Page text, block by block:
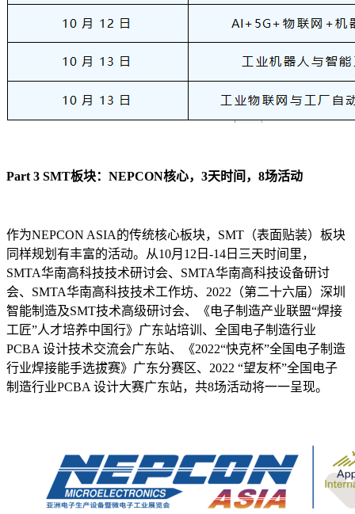
Part 3 SMT板块：NEPCON核心，3天时间，8场活动
作为NEPCON ASIA的传统核心板块，SMT（表面贴装）板块
同样规划有丰富的活动。从10月12日-14日三天时间里，
SMTA华南高科技技术研讨会、SMTA华南高科技设备研讨
会、SMTA华南高科技技术工作坊、2022（第二十六届）深圳
智能制造及SMT技术高级研讨会、《电子制造产业联盟“焊接
工匠”人才培养中国行》广东站培训、全国电子制造行业
PCBA 设计技术交流会广东站、《2022“快克杯”全国电子制造
行业焊接能手选拔赛》广东分赛区、2022 “望友杯”全国电子
制造行业PCBA 设计大赛广东站，共8场活动将一一呈现。